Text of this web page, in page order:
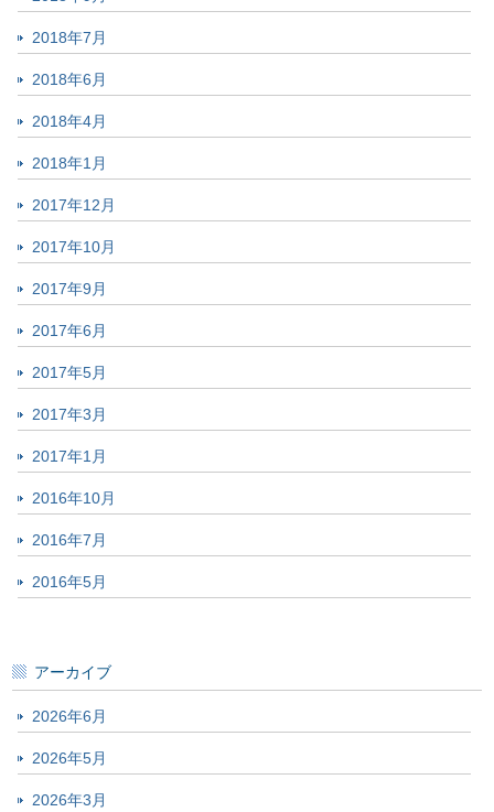
2018年7月
2018年6月
2018年4月
2018年1月
2017年12月
2017年10月
2017年9月
2017年6月
2017年5月
2017年3月
2017年1月
2016年10月
2016年7月
2016年5月
アーカイブ
2026年6月
2026年5月
2026年3月